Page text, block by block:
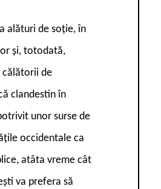
alături de soție, în
și, totodată,
călătorii de
clandestin în
unor surse de
occidentale ca
atâta vreme cât
va prefera să